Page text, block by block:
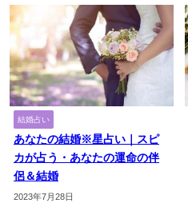
結婚占い
あなたの結婚※星占い｜スピ
カが占う・あなたの運命の伴
侶＆結婚
2023年7月28日